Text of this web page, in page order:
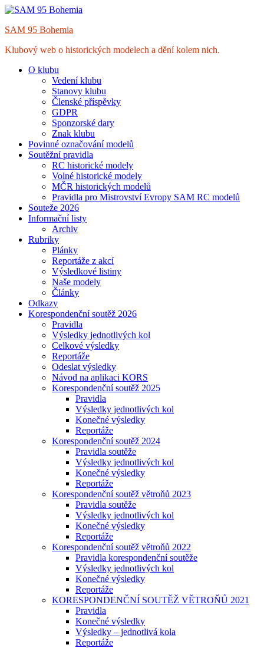
Skip
content
SAM 95 Bohemia
Klubový web o historických modelech a dění kolem nich.
O klubu
Vedení klubu
Stanovy klubu
Členské příspěvky
GDPR
Sponzorské dary
Znak klubu
Povinné označování modelů
Soutěžní pravidla
RC historické modely
Volné historické modely
MČR historických modelů
Pravidla pro Mistrovství Evropy SAM RC modelů
Souteže 2026
Informační listy
Archiv
Rubriky
Plánky
Reportáže z akcí
Výsledkové listiny
Naše modely
Články
Odkazy
Korespondenční soutěž 2026
Pravidla
Výsledky jednotlivých kol
Celkové výsledky
Reportáže
Odeslat výsledky
Návod na aplikaci KORS
Korespondenční soutěž 2025
Pravidla
Výsledky jednotlivých kol
Konečné výsledky
Reportáže
Korespondenční soutěž 2024
Pravidla soutěže
Výsledky jednotlivých kol
Konečné výsledky
Reportáže
Korespondenční soutěž větroňů 2023
Pravidla soutěže
Výsledky jednotlivých kol
Konečné výsledky
Reportáže
Korespondenční soutěž větroňů 2022
Pravidla korespondenční soutěže
Výsledky jednotlivých kol
Konečné výsledky
Reportáže
KORESPONDENČNÍ SOUTĚŽ VĚTROŇŮ 2021
Pravidla
Konečné výsledky
Výsledky – jednotlivá kola
Reportáže